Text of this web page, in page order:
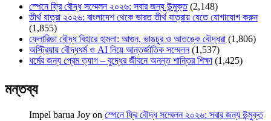
স্পেনে ফ্রি বৌদ্ধ সম্মেলন ২০২৬: সবার জন্য উন্মুক্ত (2,148)
তীর্থ যাত্রা ২০২৬: বাংলাদেশ থেকে ভারত তীর্থ যাত্রায় যেতে যোগাযোগ করুন
(1,855)
ফ্লোরিডা বৌদ্ধ বিহারে হামলা: আগুন, ভাঙচুর ও আতঙ্কে বৌদ্ধরা (1,806)
অস্ট্রিয়ায় বৌদ্ধধর্ম ও AI নিয়ে আন্তর্জাতিক সম্মেলন (1,537)
ধর্মের জন্য প্রেম ত্যাগ – বুদ্ধের জীবনে অনন্ত শান্তির শিক্ষা (1,425)
মন্তব্য
Impel barua Joy on স্পেনে ফ্রি বৌদ্ধ সম্মেলন ২০২৬: সবার জন্য উন্মুক্ত